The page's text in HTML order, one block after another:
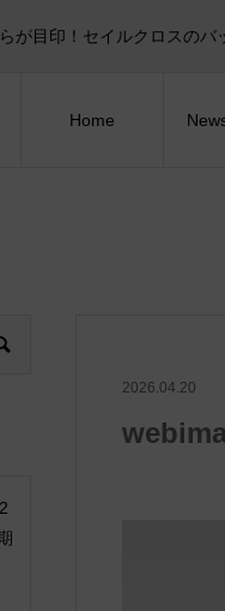
が目印！セイルクロスのバ
Home
2026.04.20